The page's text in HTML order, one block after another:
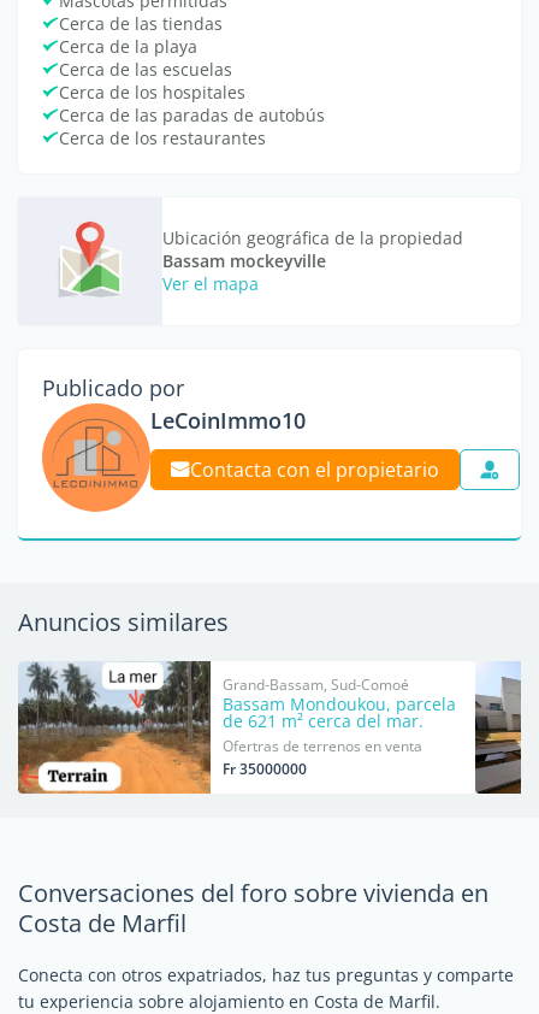
Cerca de las tiendas
Cerca de la playa
Cerca de las escuelas
Cerca de los hospitales
Cerca de las paradas de autobús
Cerca de los restaurantes
Ubicación geográfica de la propiedad
Bassam mockeyville
Ver el mapa
Publicado por
LeCoinImmo10
Contacta con el propietario
Anuncios similares
Grand-Bassam, Sud-Comoé
Bassam Mondoukou, parcela
de 621 m² cerca del mar.
Ofertras de terrenos en venta
Fr 35000000
Conversaciones del foro sobre vivienda en
Costa de Marfil
Conecta con otros expatriados, haz tus preguntas y comparte
tu experiencia sobre alojamiento en Costa de Marfil.